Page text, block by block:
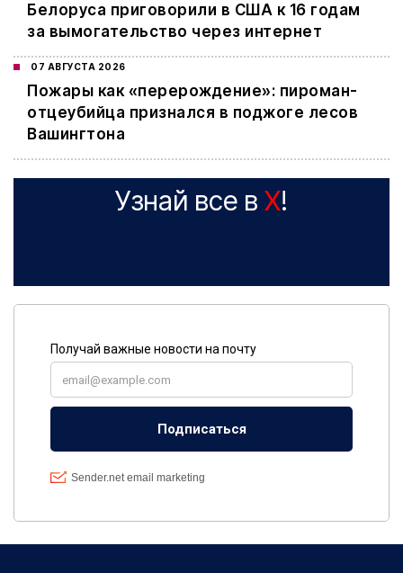
Белоруса приговорили в США к 16 годам
за вымогательство через интернет
07 АВГУСТА 2026
Пожары как «перерождение»: пироман-
отцеубийца признался в поджоге лесов
Вашингтона
Узнай все в X!